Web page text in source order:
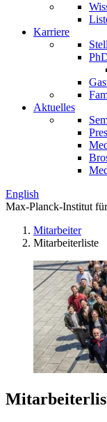
Karriere
Aktuelles
English
Max-Planck-Institut
Mitarbeiter
Mitarbeiterliste